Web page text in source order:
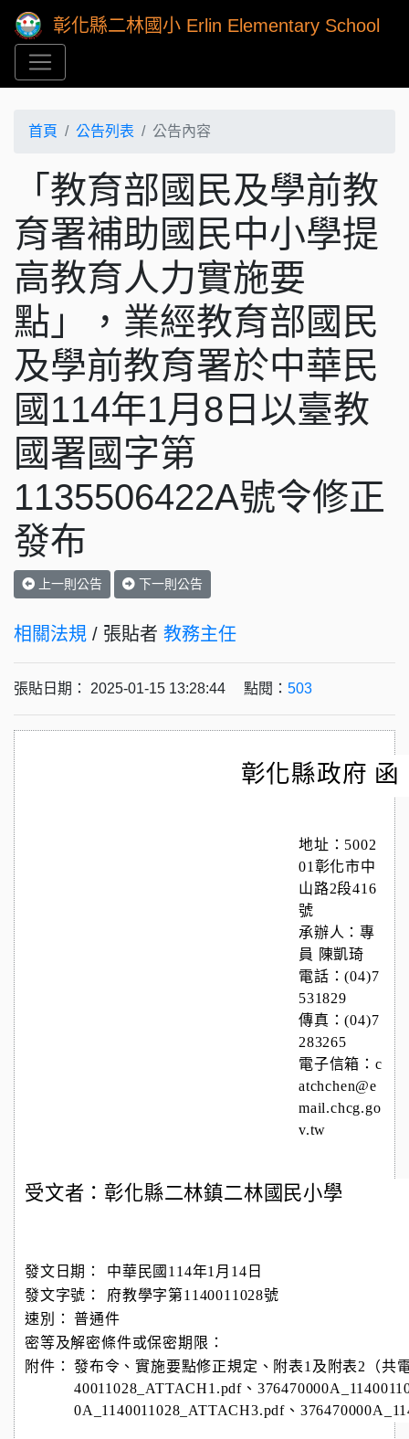
彰化縣二林國小 Erlin Elementary School
首頁 公告列表 公告內容
「教育部國民及學前教
育署補助國民中小學提
高教育人力實施要
點」，業經教育部國民
及學前教育署於中華民
國114年1月8日以臺教
國署國字第
1135506422A號令修正
發布
上一則公告 下一則公告
相關法規 / 張貼者 教務主任
張貼日期： 2025-01-15 13:28:44 點閱： 503
彰化縣政府 函
地址：5002
01彰化市中
山路2段416
號
承辦人：專
員 陳凱琦
電話：(04)7
531829
傳真：(04)7
283265
電子信箱：c
atchchen@e
mail.chcg.go
v.tw
受文者：彰化縣二林鎮二林國民小學
發文日期：
中華民國114年1月14日
發文字號：
府教學字第1140011028號
速別： 普通件
密等及解密條件或保密期限：
附件： 發布令、實施要點修正規定、附表1及附表2（共
40011028_ATTACH1.pdf、
0A_1140011028_ATTACH3.pdf、